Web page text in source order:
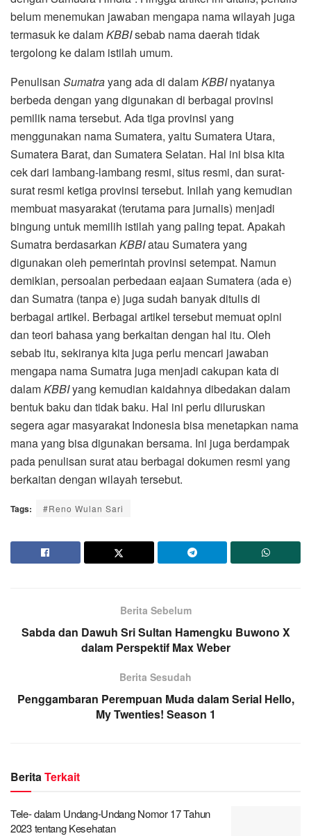
belum menemukan jawaban mengapa nama wilayah juga
termasuk ke dalamKBBIsebab nama daerah tidak
tergolong ke dalam istilah umum.
Penulisan Sumatrayang ada di dalamKBBInyatanya
berbeda dengan yang digunakan di berbagai provinsi
pemilik nama tersebut. Ada tiga provinsi yang
menggunakan nama Sumatera, yaitu Sumatera Utara,
Sumatera Barat, dan Sumatera Selatan. Hal ini bisa kita
cek dari lambang-lambang resmi, situs resmi, dan surat-
surat resmi ketiga provinsi tersebut. Inilah yang kemudian
membuat masyarakat (terutama para jurnalis) menjadi
bingung untuk memilih istilah yang paling tepat. Apakah
Sumatra berdasarkan KBBIatau Sumatera yang
digunakan oleh pemerintah provinsi setempat. Namun
demikian, persoalan perbedaan eajaan Sumatera (ada e)
dan Sumatra (tanpa e) juga sudah banyak ditulis di
berbagai artikel. Berbagai artikel tersebut memuat opini
dan teori bahasa yang berkaitan dengan hal itu. Oleh
sebab itu, sekiranya kita juga perlu mencari jawaban
mengapa nama Sumatra juga menjadi cakupan kata di
dalamKBBIyang kemudian kaidahnya dibedakan dalam
bentuk baku dan tidak baku. Hal ini perlu diluruskan
segera agar masyarakat Indonesia bisa menetapkan nama
mana yang bisa digunakan bersama. Ini juga berdampak
pada penulisan surat atau berbagai dokumen resmi yang
berkaitan dengan wilayah tersebut.
Tags: #Reno Wulan Sari
Berita Sebelum
Sabda dan Dawuh Sri Sultan Hamengku Buwono X
dalam Perspektif Max Weber
Berita Sesudah
Penggambaran Perempuan Muda dalam Serial Hello,
My Twenties! Season 1
BeritaTerkait
Tele- dalam Undang-Undang Nomor 17 Tahun
2023 tentang Kesehatan